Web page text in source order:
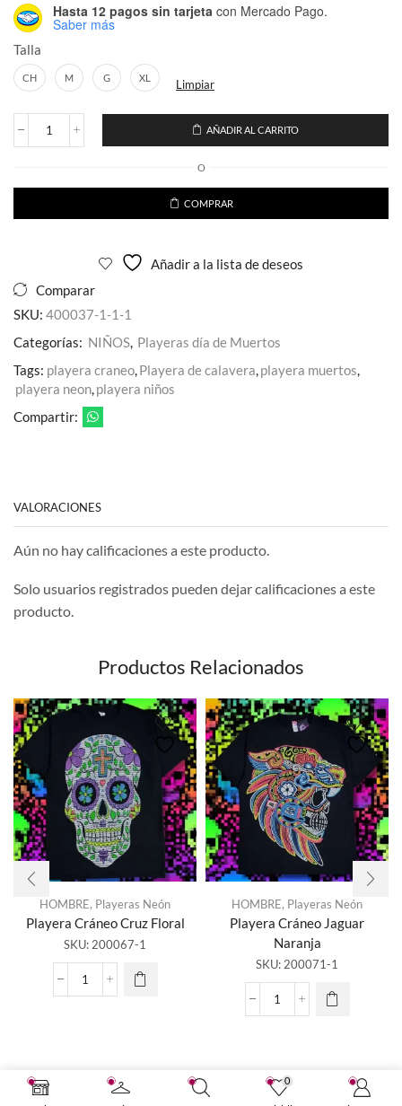
Hasta 12 pagos sin tarjeta con Mercado Pago.
Saber más
Talla
CH M G XL Limpiar
Playera
Rey
Colores
neón
cantidad
AÑADIR AL CARRITO
O
COMPRAR
Añadir a la lista de deseos
Comparar
SKU: 400037-1-1-1
Categorías: NIÑOS, Playeras día de Muertos
Tags: playera craneo,Playera de calavera,playera muertos,
playera neon,playera niños
Compartir:
VALORACIONES
Aún no hay calificaciones a este producto.
Solo usuarios registrados pueden dejar calificaciones a este
producto.
Productos Relacionados
HOMBRE, Playeras Neón
Playera Cráneo Cruz Floral
SKU: 200067-1
Playera
HOMBRE, Playeras Neón
Playera Cráneo Jaguar
Naranja
SKU: 200071-1
Playera
cantidad
0